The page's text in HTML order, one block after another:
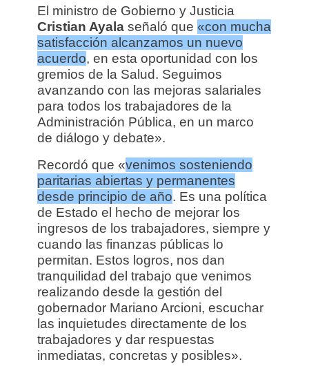
El ministro de Gobierno y Justicia
Cristian Ayala señaló que «con mucha
satisfacción alcanzamos un nuevo
acuerdo, en esta oportunidad con los
gremios de la Salud. Seguimos
avanzando con las mejoras salariales
para todos los trabajadores de la
Administración Pública, en un marco
de diálogo y debate».
Recordó que «venimos sosteniendo
paritarias abiertas y permanentes
desde principio de año. Es una política
de Estado el hecho de mejorar los
ingresos de los trabajadores, siempre y
cuando las finanzas públicas lo
permitan. Estos logros, nos dan
tranquilidad del trabajo que venimos
realizando desde la gestión del
gobernador Mariano Arcioni, escuchar
las inquietudes directamente de los
trabajadores y dar respuestas
inmediatas, concretas y posibles».